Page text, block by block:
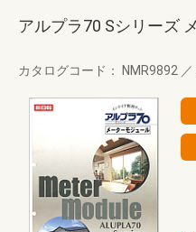
アルプラ70 Sシリーズ
カタログコード： NMR9892 ／